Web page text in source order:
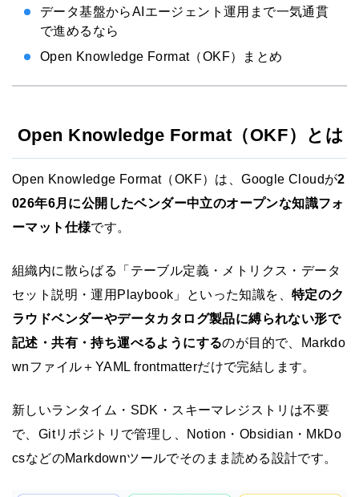
データ基盤からAIエージェント運用まで一気通貫
で進めるなら
Open Knowledge Format（OKF）まとめ
Open Knowledge Format（OKF）とは
Open Knowledge Format（OKF）は、Google Cloudが2
026年6月に公開したベンダー中立のオープンな知識フォ
ーマット仕様です。
組織内に散らばる「テーブル定義・メトリクス・データ
セット説明・運用Playbook」といった知識を、 特定のク
ラウドベンダーやデータカタログ製品に縛られない形で
記述・共有・持ち運べるようにするのが目的で、Markdo
wnファイル＋YAML frontmatterだけで完結します。
新しいランタイム・SDK・スキーマレジストリは不要
で、Gitリポジトリで管理し、Notion・Obsidian・MkDo
csなどのMarkdownツールでそのまま読める設計です。